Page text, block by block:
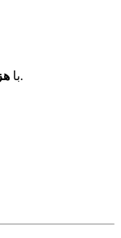
اگر 25,000 تا 150,000 دلار اعتبارات Azure Founders Hub دارید، می‌توانید از آن‌ها برای اجرای GPT-5 از طریق Azure OpenAI باتا زمانی که اعتبارات تمام شوند، استفاده کنید.